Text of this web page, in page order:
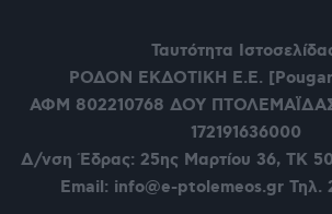
Ταυτότητα
ΡΟΔΟΝ ΕΚΔΟΤΙΚΗ Ε.Ε.
ΑΦΜ 802210768 ΔΟΥ
172191636000
Δ/νση Έδρας: 25ης Μαρτίου 36, ΤΚ
Email: info@e-ptolemeos.gr Τηλ.